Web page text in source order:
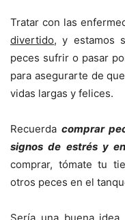
Tratar con las
divertido, y estamos
peces sufrir o pasar
para asegurarte de
vidas largas y felices.
Recuerdacomprar
signos de estrés y
comprar, tómate tu
otros peces en el